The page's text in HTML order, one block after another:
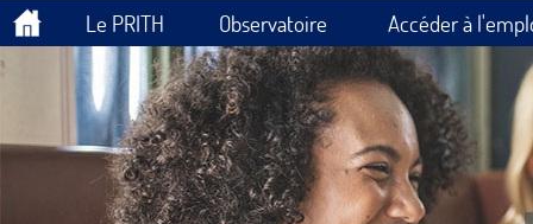
Le PRITH Observatoire Accéder à